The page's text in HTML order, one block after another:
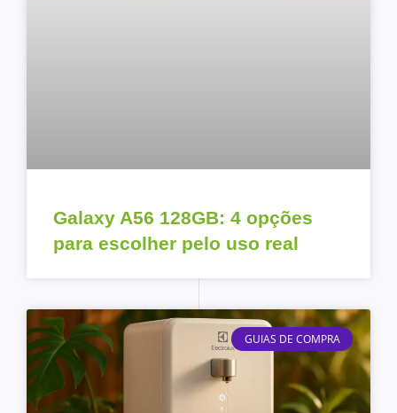
Galaxy A56 128GB: 4 opções
para escolher pelo uso real
GUIAS DE COMPRA